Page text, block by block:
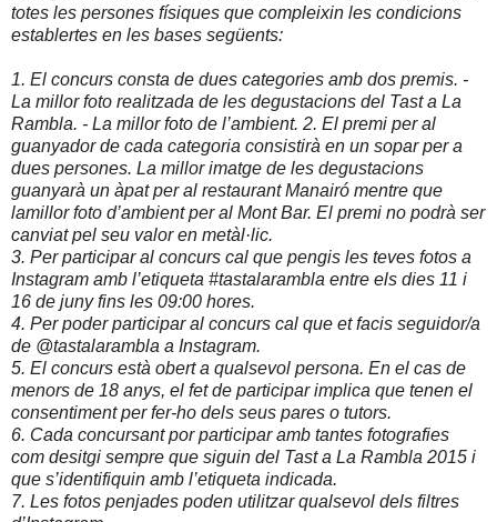
totes les persones físiques que compleixin les condicions
establertes en les bases següents:
1. El concurs consta de dues categories amb dos premis. -
La millor foto realitzada de les degustacions del Tast a La
Rambla. - La millor foto de l’ambient. 2. El premi per al
guanyador de cada categoria consistirà en un sopar per a
dues persones. La millor imatge de les degustacions
guanyarà un àpat per al restaurant Manairó mentre que
lamillor foto d’ambient per al Mont Bar. El premi no podrà ser
canviat pel seu valor en metàl·lic.
3. Per participar al concurs cal que pengis les teves fotos a
Instagram amb l’etiqueta #tastalarambla entre els dies 11 i
16 de juny fins les 09:00 hores.
4. Per poder participar al concurs cal que et facis seguidor/a
de @tastalarambla a Instagram.
5. El concurs està obert a qualsevol persona. En el cas de
menors de 18 anys, el fet de participar implica que tenen el
consentiment per fer-ho dels seus pares o tutors.
6. Cada concursant por participar amb tantes fotografies
com desitgi sempre que siguin del Tast a La Rambla 2015 i
que s’identifiquin amb l’etiqueta indicada.
7. Les fotos penjades poden utilitzar qualsevol dels filtres